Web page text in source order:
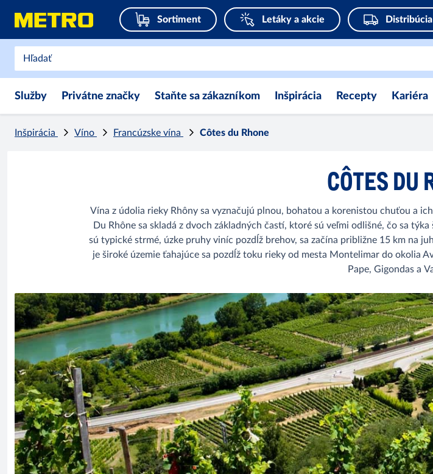
Sortiment Letáky a akcie Distribúcia
Služby Privátne značky Staňte sa zákazníkom Inšpirácia Recepty Kariéra
Inšpirácia Víno Francúzske vína Côtes du Rhone
CÔTES DU
Vína z údolia rieky Rhôny sa vyznačujú plnou, bohatou a korenistou chuťou a
Du Rhône sa skladá z dvoch základných častí, ktoré sú veľmi odlišné, čo sa
sú typické strmé, úzke pruhy viníc pozdĺž brehov, sa začína približne 15 km na
je široké územie ťahajúce sa pozdĺž toku rieky od mesta Montelimar do okolia
Pape, Gigondas a